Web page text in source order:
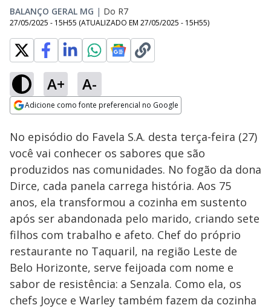
BALANÇO GERAL MG | Do R7
27/05/2025 - 15H55 (ATUALIZADO EM 27/05/2025 - 15H55)
A+ A-
Adicione como fonte preferencial no Google
Ativar
Loaded:
12.14%
No episódio do Favela S.A. desta terça-feira (27)
você vai conhecer os sabores que são
produzidos nas comunidades. No fogão da dona
Dirce, cada panela carrega história. Aos 75
anos, ela transformou a cozinha em sustento
após ser abandonada pelo marido, criando sete
filhos com trabalho e afeto. Chef do próprio
restaurante no Taquaril, na região Leste de
Belo Horizonte, serve feijoada com nome e
sabor de resistência: a Senzala. Como ela, os
chefs Joyce e Warley também fazem da cozinha